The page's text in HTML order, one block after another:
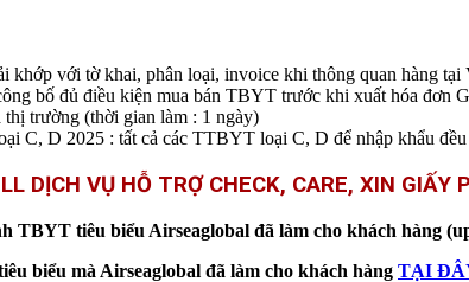
khớp với tờ khai, phân loại, invoice khi thông quan hàng tại
bố đủ điều kiện mua bán TBYT trước khi xuất hóa đơn
trường (thời gian làm : 1 ngày)
C, D 2025 : tất cả các TTBYT loại C, D để nhập khẩu
DỊCH VỤ HỖ TRỢ CHECK, CARE, XIN
TBYT tiêu biểu Airseaglobal đã làm cho khách hàng
biểu mà Airseaglobal đã làm cho khách hàng TẠI